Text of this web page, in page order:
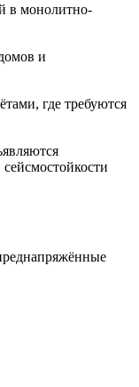
в монолитно-
и
где требуются